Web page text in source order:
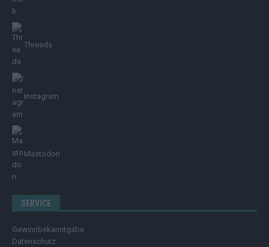
Threads
Instagram
Mastodon
SERVICE
Gewinnbekanntgabe
Datenschutz